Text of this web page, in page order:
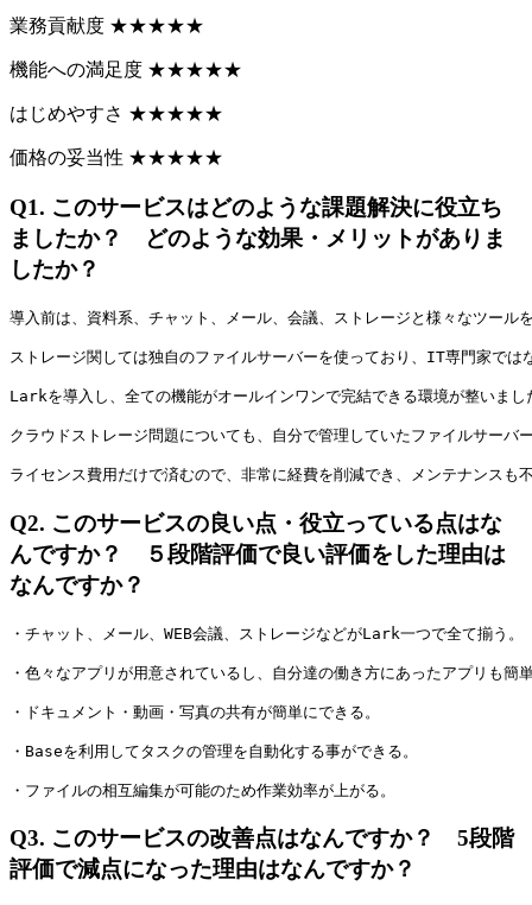
業務貢献度 ★★★★★
機能への満足度 ★★★★★
はじめやすさ ★★★★★
価格の妥当性 ★★★★★
Q1. このサービスはどのような課題解決に役立ち
ましたか？ どのような効果・メリットがありま
したか？
導入前は、資料系、チャット、メール、会議、ストレージと様々なツール
ストレージ関しては独自のファイルサーバーを使っており、IT専門家で
Larkを導入し、全ての機能がオールインワンで完結できる環境が整いま
クラウドストレージ問題についても、自分で管理していたファイルサーバ
ライセンス費用だけで済むので、非常に経費を削減でき、メンテナンスも
Q2. このサービスの良い点・役立っている点はな
んですか？ ５段階評価で良い評価をした理由は
なんですか？
・チャット、メール、WEB会議、ストレージなどがLark一つで全て揃う。
・色々なアプリが用意されているし、自分達の働き方にあったアプリも簡
・ドキュメント・動画・写真の共有が簡単にできる。
・Baseを利用してタスクの管理を自動化する事ができる。
・ファイルの相互編集が可能のため作業効率が上がる。
Q3. このサービスの改善点はなんですか？ 5段階
評価で減点になった理由はなんですか？